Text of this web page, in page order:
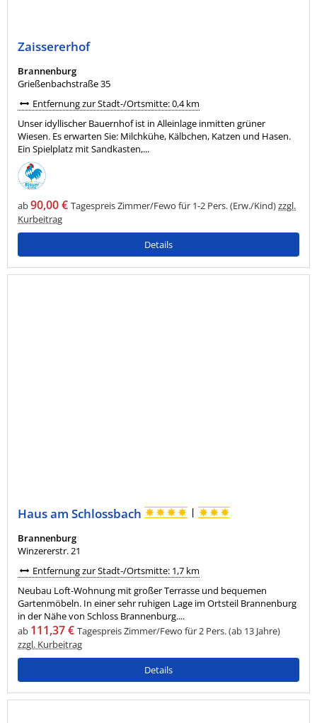
Zaissererhof
Brannenburg
Grießenbachstraße 35
Entfernung zur Stadt-/Ortsmitte: 0,4 km
Unser idyllischer Bauernhof ist in Alleinlage inmitten grüner
Wiesen. Es erwarten Sie: Milchkühe, Kälbchen, Katzen und Hasen.
Ein Spielplatz mit Sandkasten,...
ab90,00 € Tagespreis Zimmer/Fewo für 1-2 Pers. (Erw./Kind)zzgl.
Kurbeitrag
Details
Haus am Schlossbach |
Brannenburg
Winzererstr. 21
Entfernung zur Stadt-/Ortsmitte: 1,7 km
Neubau Loft-Wohnung mit großer Terrasse und bequemen
Gartenmöbeln. In einer sehr ruhigen Lage im Ortsteil Brannenburg
in der Nähe von Schloss Brannenburg....
ab 111,37 € Tagespreis Zimmer/Fewo für 2 Pers. (ab 13 Jahre)
zzgl. Kurbeitrag
Details